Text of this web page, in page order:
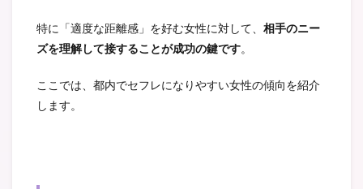
特に「適度な距離感」を好む女性に対して、 相手のニー
ズを理解して接することが成功の鍵です。
ここでは、都内でセフレになりやすい女性の傾向を紹介
します。